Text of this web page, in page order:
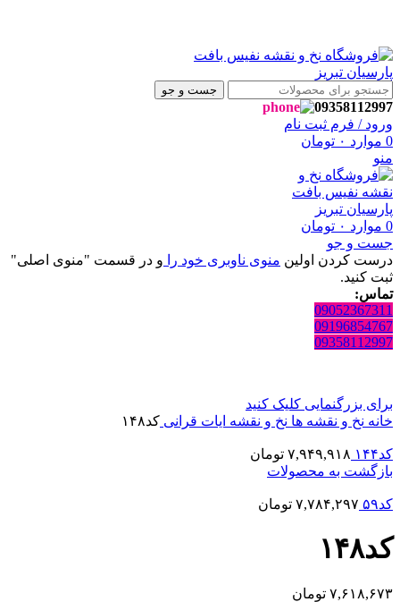
جست و جو
09358112997
ورود / فرم ثبت نام
0 موارد ۰ تومان
منو
0 موارد ۰ تومان
جست و جو
درست کردن اولین منوی ناوبری خود را و در قسمت "منوی اصلی"
ثبت کنید.
تماس:
09052367311
09196854767
09358112997
برای بزرگنمایی کلیک کنید
خانه نخ و نقشه ها نخ و نقشه ایات قرانی کد۱۴۸
کد۱۴۴ ۷,۹۴۹,۹۱۸ تومان
بازگشت به محصولات
کد۵۹ ۷,۷۸۴,۲۹۷ تومان
کد۱۴۸
۷,۶۱۸,۶۷۳ تومان